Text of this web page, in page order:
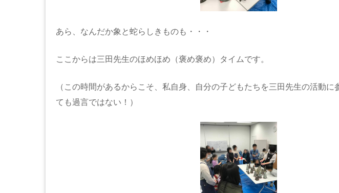
あら、なんだか象と蛇らしきものも・・・
ここからは三田先生のほめほめ（褒め褒め）タイムです。
（この時間があるからこそ、私自身、自分の子どもたちを三田先生の活動に
ても過言ではない！）